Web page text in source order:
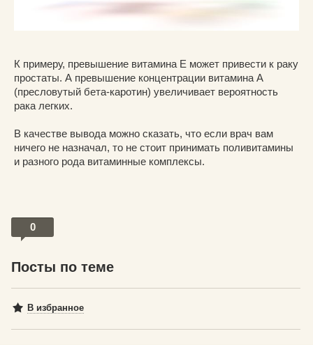
К примеру, превышение витамина Е может привести к раку
простаты. А превышение концентрации витамина А
(пресловутый бета-каротин) увеличивает вероятность
рака легких.
В качестве вывода можно сказать, что если врач вам
ничего не назначал, то не стоит принимать поливитамины
и разного рода витаминные комплексы.
0
Посты по теме
В избранное